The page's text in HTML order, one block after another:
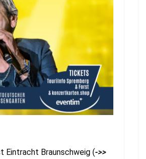
Eintracht Braunschweig (->>